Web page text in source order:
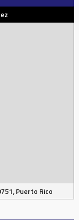
Puerto Rico